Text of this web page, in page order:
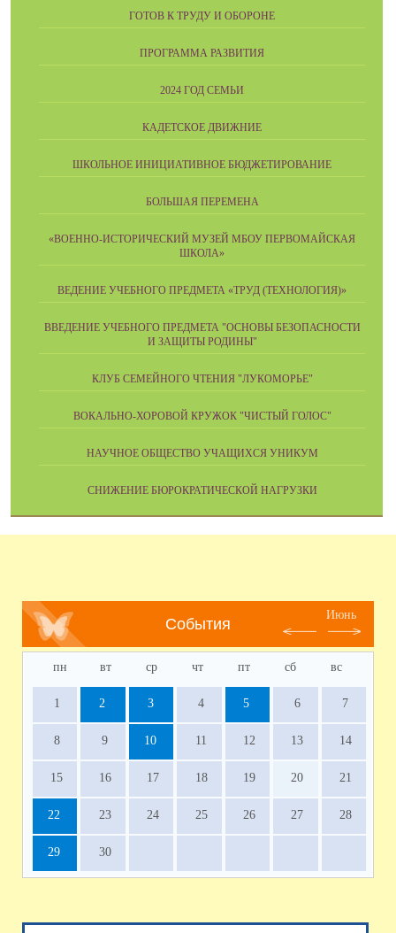
ГОТОВ К ТРУДУ И ОБОРОНЕ
ПРОГРАММА РАЗВИТИЯ
2024 ГОД СЕМЬИ
КАДЕТСКОЕ ДВИЖНИЕ
ШКОЛЬНОЕ ИНИЦИАТИВНОЕ БЮДЖЕТИРОВАНИЕ
БОЛЬШАЯ ПЕРЕМЕНА
«ВОЕННО-ИСТОРИЧЕСКИЙ МУЗЕЙ МБОУ ПЕРВОМАЙСКАЯ
ШКОЛА»
ВЕДЕНИЕ УЧЕБНОГО ПРЕДМЕТА «ТРУД (ТЕХНОЛОГИЯ)»
ВВЕДЕНИЕ УЧЕБНОГО ПРЕДМЕТА "ОСНОВЫ БЕЗОПАСНОСТИ
И ЗАЩИТЫ РОДИНЫ"
КЛУБ СЕМЕЙНОГО ЧТЕНИЯ "ЛУКОМОРЬЕ"
ВОКАЛЬНО-ХОРОВОЙ КРУЖОК "ЧИСТЫЙ ГОЛОС"
НАУЧНОЕ ОБЩЕСТВО УЧАЩИХСЯ УНИКУМ
СНИЖЕНИЕ БЮРОКРАТИЧЕСКОЙ НАГРУЗКИ
События
Июнь
пн вт ср чт пт сб вс
1 2 3 4 5 6 7
8 9 10 11 12 13 14
15 16 17 18 19 20 21
22 23 24 25 26 27 28
29 30